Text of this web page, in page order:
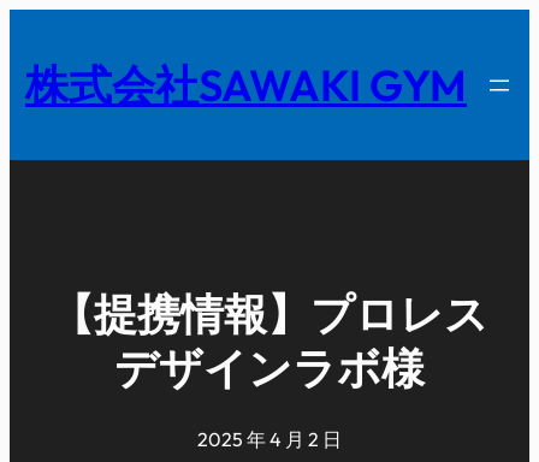
を
キ
株式会社SAWAKI GYM
【提携情報】プロレス
デザインラボ様
2025 年 4 月 2 日